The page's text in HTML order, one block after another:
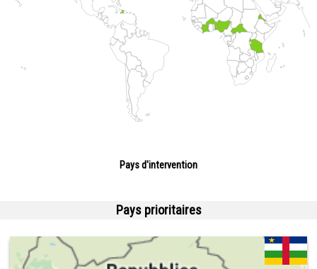
Pays d'intervention
Pays prioritaires